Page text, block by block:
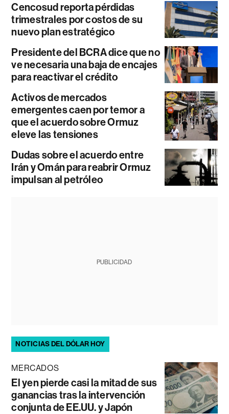
Cencosud reporta pérdidas
trimestrales por costos de su
nuevo plan estratégico
Presidente del BCRA dice que no
ve necesaria una baja de encajes
para reactivar el crédito
Activos de mercados
emergentes caen por temor a
que el acuerdo sobre Ormuz
eleve las tensiones
Dudas sobre el acuerdo entre
Irán y Omán para reabrir Ormuz
impulsan al petróleo
PUBLICIDAD
NOTICIAS DEL DÓLAR HOY
MERCADOS
El yen pierde casi la mitad de sus
ganancias tras la intervención
conjunta de EE.UU. y Japón